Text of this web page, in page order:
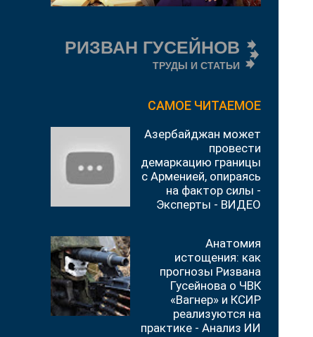
РИЗВАН ГУСЕЙНОВ
ТРУДЫ И СТАТЬИ
САМОЕ ЧИТАЕМОЕ
Азербайджан может
провести
демаркацию границы
с Арменией, опираясь
на фактор силы -
Эксперты - ВИДЕО
Анатомия
истощения: как
прогнозы Ризвана
Гусейнова о ЧВК
«Вагнер» и КСИР
реализуются на
практике - Анализ ИИ